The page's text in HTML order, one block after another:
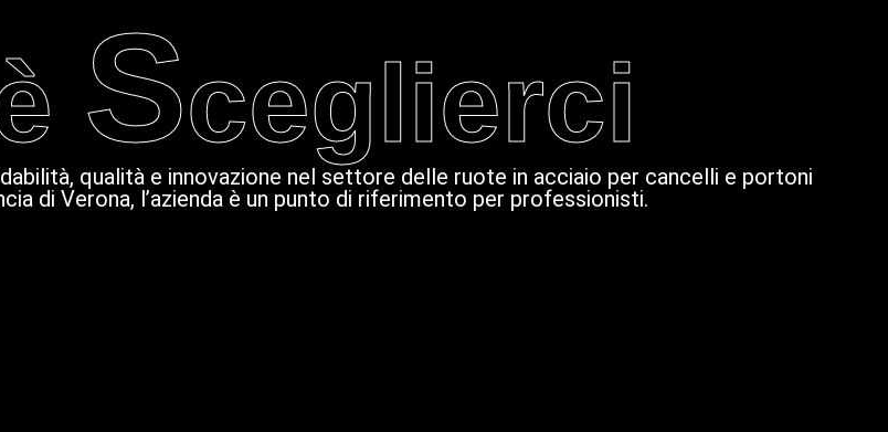
Sceglierci
qualità e innovazione nel settore delle ruote in acciaio per cancelli e portoni
di Verona, l’azienda è un punto di riferimento per professionisti.